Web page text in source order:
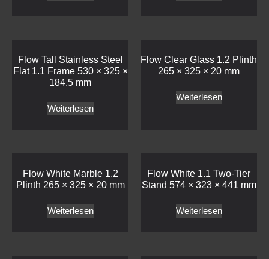
Flow Tall Stainless Steel
Flat 1.1 Frame 530 × 325 ×
184.5 mm
Weiterlesen
Flow Clear Glass 1.2 Plinth
265 × 325 × 20 mm
Weiterlesen
Flow White Marble 1.2
Plinth 265 × 325 × 20 mm
Weiterlesen
Flow White 1.1 Two-Tier
Stand 574 × 323 × 441 mm
Weiterlesen